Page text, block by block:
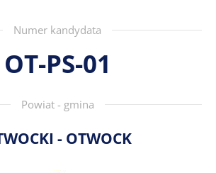
Numer kandydata
OT-PS-01
Powiat - gmina
- OTWOCK